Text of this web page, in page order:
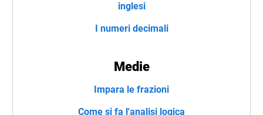
inglesi
I numeri decimali
Medie
Impara le frazioni
Come si fa l'analisi logica